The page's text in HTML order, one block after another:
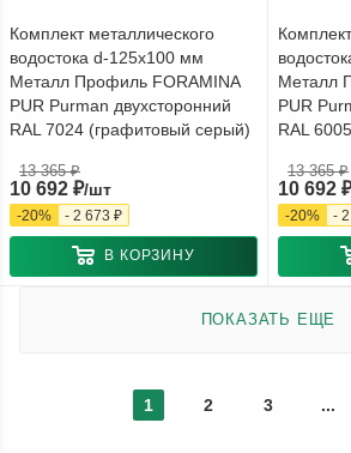
Комплект металлического
водостока d-125x100 мм
Металл Профиль FORAMINA
PUR Purman двухсторонний
RAL 7024 (графитовый серый)
10 692 ₽/шт
13 365₽
-20% - 2 673 ₽
В КОРЗИНУ
Металл
PUR
RAL
10 692 ₽
13 365₽
-20% -
ПОКАЗАТЬ ЕЩЕ
1 2 3 ...